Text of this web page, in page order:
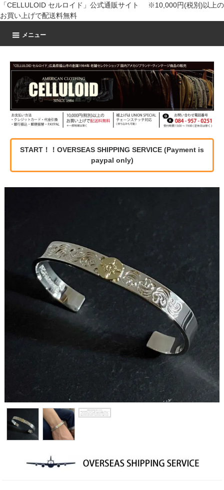
「CELLULOID セルロイド」公式通販サイト ※10,000円(税別)以上の
お買い上げで配送料無料
メニュー
START！！OVERSEAS SHIPPING SERVICE (Payment is
paypal only)